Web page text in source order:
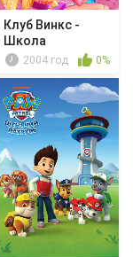
Клуб Винкс -
Школа
волшебниц -
2004 год 0%